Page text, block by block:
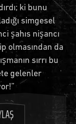
ki bunu
simgesel
şahıs nişancı
olmasından da
sırrı bu
gelenler